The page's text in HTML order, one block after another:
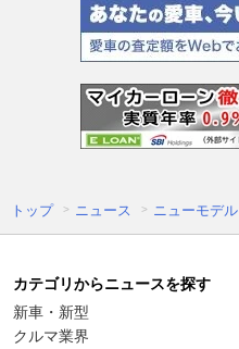
トップ ニュース ニューモデル
カテゴリからニュースを探す
新車・新型
クルマ業界